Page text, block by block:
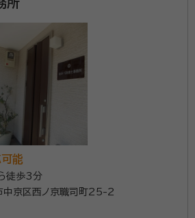
能
徒歩3分
中京区西ノ京職司町25-2